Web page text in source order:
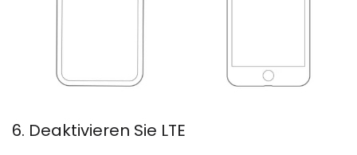
6. Deaktivieren Sie LTE